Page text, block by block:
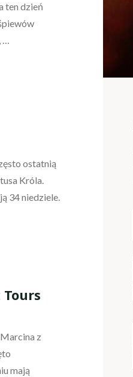
ten dzień
…
ostatnią
Króla.
34 niedziele.
Tours
z
mają